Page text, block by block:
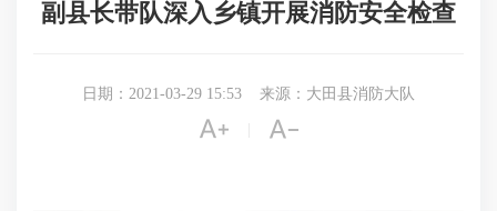
副县长带队深入乡镇开展消防安全检查
日期：2021-03-29 15:53 来源：大田县消防大队
 